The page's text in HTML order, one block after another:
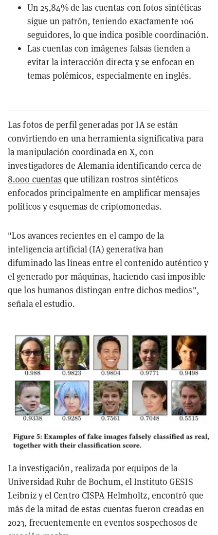
Un 25,84% de las cuentas con fotos sintéticas
sigue un patrón, teniendo exactamente 106
seguidores, lo que indica posible coordinación.
Las cuentas con imágenes falsas tienden a
evitar la interacción directa y se enfocan en
temas polémicos, especialmente en inglés.
Las fotos de perfil generadas por IA se están
convirtiendo en una herramienta significativa para
la manipulación coordinada en X, con
investigadores de Alemania identificando cerca de
8.000 cuentas que utilizan rostros sintéticos
enfocados principalmente en amplificar mensajes
políticos y esquemas de criptomonedas.
"Los avances recientes en el campo de la
inteligencia artificial (IA) generativa han
difuminado las líneas entre el contenido auténtico y
el generado por máquinas, haciendo casi imposible
que los humanos distingan entre dichos medios",
señala el estudio.
La investigación, realizada por equipos de la
Universidad Ruhr de Bochum, el Instituto GESIS
Leibniz y el Centro CISPA Helmholtz, encontró que
más de la mitad de estas cuentas fueron creadas en
2023, frecuentemente en eventos sospechosos de